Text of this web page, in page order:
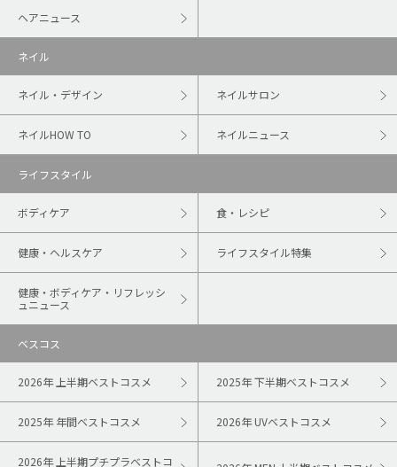
ヘアニュース
ネイル
ネイル・デザイン ネイルサロン
ネイルHOW TO ネイルニュース
ライフスタイル
ボディケア 食・レシピ
健康・ヘルスケア ライフスタイル特集
健康・ボディケア・リフレッシ
ュニュース
ベスコス
2026年 上半期ベストコスメ 2025年 下半期ベストコスメ
2025年 年間ベストコスメ 2026年 UVベストコスメ
2026年 上半期プチプラベストコ